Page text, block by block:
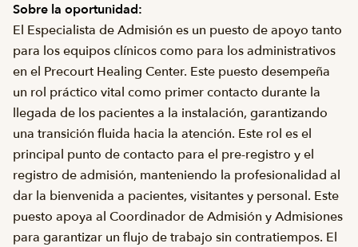
Sobre la oportunidad:
El Especialista de Admisión es un puesto de apoyo tanto
para los equipos clínicos como para los administrativos
en el Precourt Healing Center. Este puesto desempeña
un rol práctico vital como primer contacto durante la
llegada de los pacientes a la instalación, garantizando
una transición fluida hacia la atención. Este rol es el
principal punto de contacto para el pre-registro y el
registro de admisión, manteniendo la profesionalidad al
dar la bienvenida a pacientes, visitantes y personal. Este
puesto apoya al Coordinador de Admisión y Admisiones
para garantizar un flujo de trabajo sin contratiempos. El